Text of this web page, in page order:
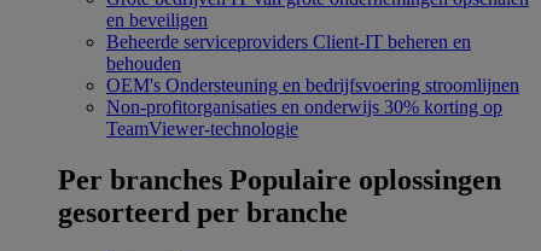
en beveiligen
Beheerde serviceproviders Client-IT beheren en
behouden
OEM's Ondersteuning en bedrijfsvoering stroomlijnen
Non-profitorganisaties en onderwijs 30% korting op
TeamViewer-technologie
Per branches Populaire oplossingen
gesorteerd per branche